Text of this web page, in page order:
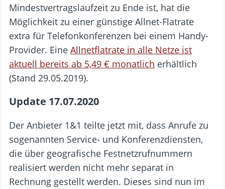
Mindestvertragslaufzeit zu Ende ist, hat die
Möglichkeit zu einer günstige Allnet-Flatrate
extra für Telefonkonferenzen bei einem Handy-
Provider. Eine Allnetflatrate in alle Netze ist
aktuell bereits ab 5,49 € monatlich erhältlich
(Stand 29.05.2019).
Update 17.07.2020
Der Anbieter 1&1 teilte jetzt mit, dass Anrufe zu
soge­nannten Service- und Konfe­renz­diensten,
die über geogra­fi­sche Fest­netz­ruf­num­mern
reali­siert werden nicht mehr separat in
Rechnung gestellt werden. Dieses sind nun im